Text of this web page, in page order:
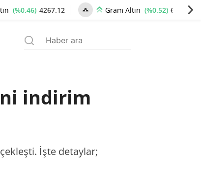
(%0.46) 4267.12 Gram Altın (%0.52) 6529.56
indirim
İşte detaylar;